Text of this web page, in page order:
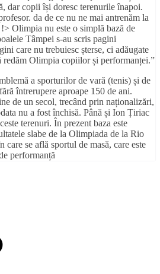
dar copii își doresc terenurile înapoi.
da de ce nu ne mai antrenăm la
Olimpia nu este o simplă bază de
Tâmpei s-au scris pagini
care nu trebuiesc șterse, ci adăugate
redăm Olimpia copiilor și performanței.”
a sporturilor de vară (tenis) și de
întrerupere aproape 150 de ani.
de un secol, trecând prin naționalizări,
nu a fost închisă. Până și Ion Țiriac
terenuri. În prezent baza este
slabe de la Olimpiada de la Rio
se află sportul de masă, care este
performanță